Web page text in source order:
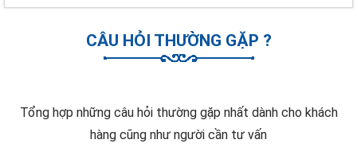
CÂU HỎI THƯỜNG GẶP ?
Tổng hợp những câu hỏi thường gặp nhất dành cho khách
hàng cũng như người cần tư vấn